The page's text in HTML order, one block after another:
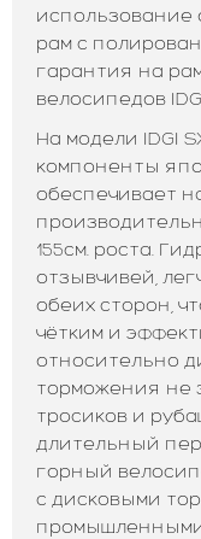
использование
рам с
гарантия на
велосипедов
На модели IDGI
компоненты
обеспечивает
155см. роста.
отзывчивей,
обеих сторон,
чётким и
относительно
торможения не
тросиков и
длительный
горный
с дисковыми